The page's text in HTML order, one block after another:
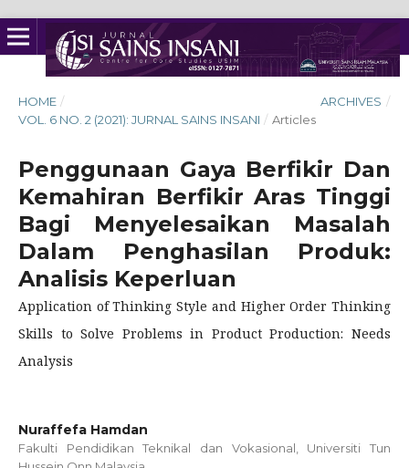
HOME / ARCHIVES /
VOL. 6 NO. 2 (2021): JURNAL SAINS INSANI / Articles
Penggunaan Gaya Berfikir Dan
Kemahiran Berfikir Aras Tinggi
Bagi Menyelesaikan Masalah
Dalam Penghasilan Produk:
Analisis Keperluan
Application of Thinking Style and Higher Order Thinking
Skills to Solve Problems in Product Production: Needs
Analysis
Nuraffefa Hamdan
Fakulti Pendidikan Teknikal dan Vokasional, Universiti Tun